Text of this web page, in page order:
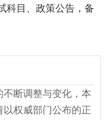
科目、政策公告，备
不断调整与变化，本
以权威部门公布的正